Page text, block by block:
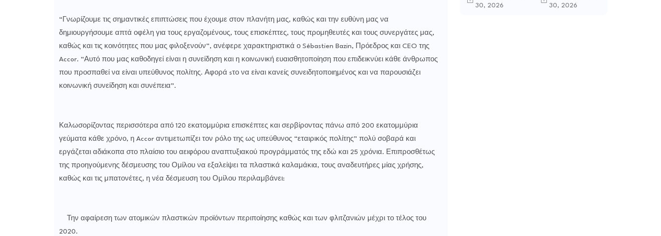
“Γνωρίζουμε τις σημαντικές επιπτώσεις που έχουμε στον πλανήτη μας, καθώς και την ευθύνη μας να
δημιουργήσουμε απτά οφέλη για τους εργαζομένους, τους επισκέπτες, τους προμηθευτές και τους συνεργάτες μας,
καθώς και τις κοινότητες που μας φιλοξενούν”, ανέφερε χαρακτηριστικά ο Sébastien Bazin, Πρόεδρος και CEO της
Accor. “Αυτό που μας καθοδηγεί είναι η συνείδηση και η κοινωνική ευαισθητοποίηση που επιδεικνύει κάθε άνθρωπος
που προσπαθεί να είναι υπεύθυνος πολίτης. Αφορά sτο να είναι κανείς συνειδητοποιημένος και να παρουσιάζει
κοινωνική συνείδηση και συνέπεια”.
Καλωσορίζοντας περισσότερα από 120 εκατομμύρια επισκέπτες και σερβίροντας πάνω από 200 εκατομμύρια
γεύματα κάθε χρόνο, η Accor αντιμετωπίζει τον ρόλο της ως υπεύθυνος “εταιρικός πολίτης” πολύ σοβαρά και
εργάζεται αδιάκοπα στο πλαίσιο του αειφόρου αναπτυξιακού προγράμματός της εδώ και 25 χρόνια. Επιπροσθέτως
της προηγούμενης δέσμευσης του Ομίλου να εξαλείψει τα πλαστικά καλαμάκια, τους αναδευτήρες μίας χρήσης,
καθώς και τις μπατονέτες, η νέα δέσμευση του Ομίλου περιλαμβάνει:
Την αφαίρεση των ατομικών πλαστικών προϊόντων περιποίησης καθώς και των φλιτζανιών μέχρι το τέλος του
2020.
μυθιστόρημα του
30, 2026
αστυνομικό
30, 2026